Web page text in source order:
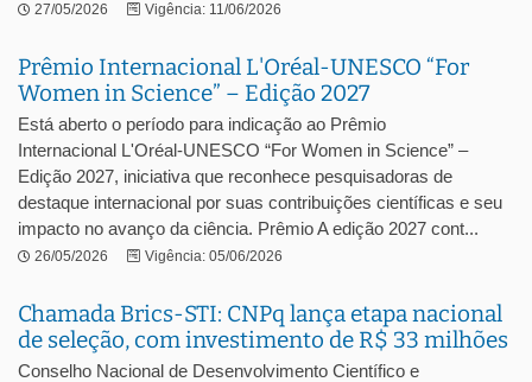
27/05/2026 Vigência: 11/06/2026
Prêmio Internacional L'Oréal-UNESCO “For
Women in Science” – Edição 2027
Está aberto o período para indicação ao Prêmio
Internacional L'Oréal-UNESCO “For Women in Science” –
Edição 2027, iniciativa que reconhece pesquisadoras de
destaque internacional por suas contribuições científicas e seu
impacto no avanço da ciência. Prêmio A edição 2027 cont...
26/05/2026 Vigência: 05/06/2026
Chamada Brics-STI: CNPq lança etapa nacional
de seleção, com investimento de R$ 33 milhões
Conselho Nacional de Desenvolvimento Científico e